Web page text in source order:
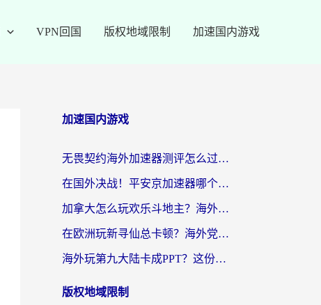
VPN回国 版权地域限制 加速国内游戏
加速国内游戏
无畏契约海外加速器测评怎么过？海外玩家亲测实用指南（附小众技巧）
在国外决战！平安京加速器哪个好用一点？老玩家亲测番茄加速器全解析
加拿大怎么玩欢乐斗地主？海外党国服游戏加速终极指南（附绝地求生未来之役300英雄实测）
在欧洲玩新寻仙总卡顿？海外党必看的国服游戏加速全攻略
海外玩第九大陆卡成PPT？这份网络加速指南帮你丝滑上分
版权地域限制